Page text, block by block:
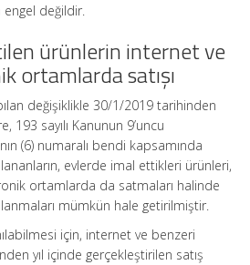
engel değildir.
ürünlerin internet ve
ortamlarda satışı
değişiklikle 30/1/2019 tarihinden
193 sayılı Kanunun 9’uncu
(6) numaralı bendi kapsamında
evlerde imal ettikleri ürünleri,
ortamlarda da satmaları halinde
mümkün hale getirilmiştir.
için, internet ve benzeri
yıl içinde gerçekleştirilen satış